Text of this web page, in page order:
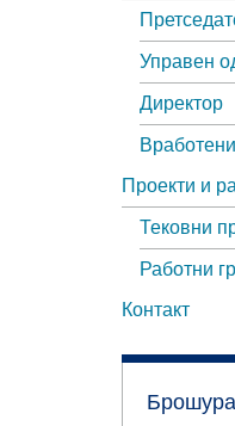
Управен
Директор
Вработени
Проекти и
Тековни
Работни
Контакт
Брошура